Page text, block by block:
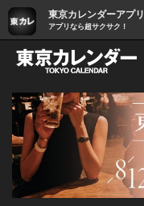
東京カレンダーアプリ
アプリなら超サクサク！